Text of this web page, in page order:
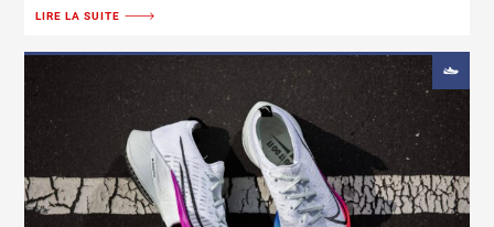
LIRE LA SUITE